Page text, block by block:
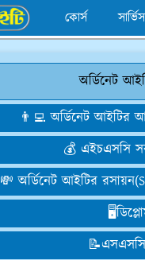
কোর্স সার্ভিস
অর্ডিনেট
👨‍💻 অর্ডিনেট
💰 এইচএসসি
💸 অর্ডিনেট আইটির